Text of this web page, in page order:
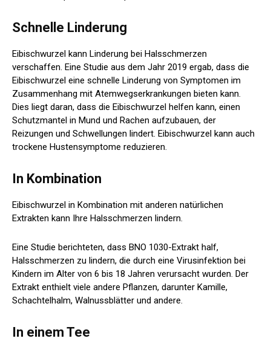
Schnelle Linderung
Eibischwurzel kann Linderung bei Halsschmerzen
verschaffen. Eine Studie aus dem Jahr 2019 ergab, dass die
Eibischwurzel eine schnelle Linderung von Symptomen im
Zusammenhang mit Atemwegserkrankungen bieten kann.
Dies liegt daran, dass die Eibischwurzel helfen kann, einen
Schutzmantel in Mund und Rachen aufzubauen, der
Reizungen und Schwellungen lindert. Eibischwurzel kann auch
trockene Hustensymptome reduzieren.
In Kombination
Eibischwurzel in Kombination mit anderen natürlichen
Extrakten kann Ihre Halsschmerzen lindern.
Eine Studie berichteten, dass BNO 1030-Extrakt half,
Halsschmerzen zu lindern, die durch eine Virusinfektion bei
Kindern im Alter von 6 bis 18 Jahren verursacht wurden. Der
Extrakt enthielt viele andere Pflanzen, darunter Kamille,
Schachtelhalm, Walnussblätter und andere.
In einem Tee